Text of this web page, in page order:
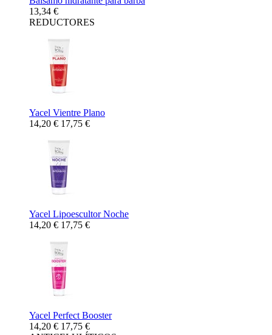
13,34 €
REDUCTORES
Yacel Vientre Plano
14,20 € 17,75 €
Yacel Lipoescultor Noche
14,20 € 17,75 €
Yacel Perfect Booster
14,20 € 17,75 €